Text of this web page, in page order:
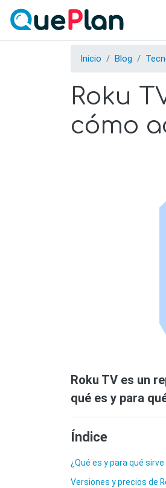
Inicio Blog
Roku
cómo
Roku TV es un
qué es y para
Índice
¿Qué es y para qué sirve
Versiones y precios de